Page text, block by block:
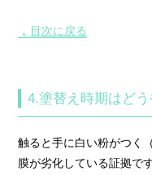
▲ 目次に戻る
4.塗替え時期はど
触ると手に白い粉がつく
膜が劣化している証拠で